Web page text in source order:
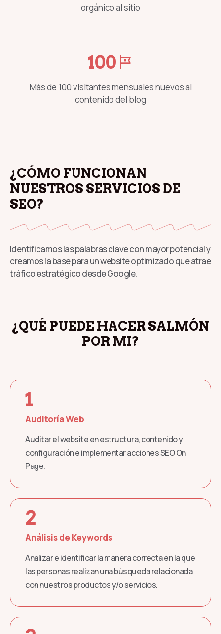
orgánico al sitio
100tour
Más de 100 visitantes mensuales nuevos al
contenido del blog
¿CÓMO FUNCIONAN
NUESTROS SERVICIOS DE
SEO?
⁠Identificamos las palabras clave con mayor potencial y
creamos la base para un website optimizado que atrae
tráfico estratégico desde Google.
¿QUÉ PUEDE HACER SALMÓN
POR MI?
1
Auditoría Web
Auditar el website en estructura, contenido y
configuración e implementar acciones SEO On
Page.
2
Análisis de Keywords
Analizar e identificar la manera correcta en la que
las personas realizan una búsqueda relacionada
con nuestros productos y/o servicios.